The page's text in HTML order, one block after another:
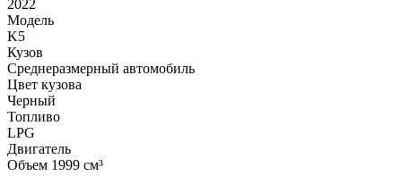
2022
Модель
K5
Кузов
Среднеразмерный автомобиль
Цвет кузова
Черный
Топливо
LPG
Двигатель
Объем 1999 см³